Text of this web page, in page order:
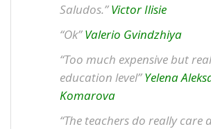
Saludos.” Victor Ilisie
“Ok”Valerio Gvindzhiya
“Too much expensive but
education level” Yelena
Komarova
“The teachers do really care